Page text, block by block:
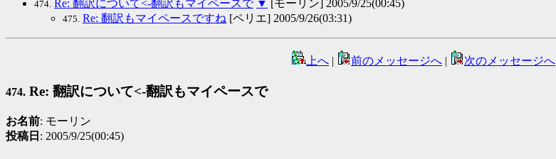
474. Re: 翻訳について<-翻訳もマイペースで ▼ [モーリン] 2005/9/25(00:45)
475. Re: 翻訳もマイペースですね [ペリエ] 2005/9/26(03:31)
上へ | 前のメッセージへ | 次のメッセージへ
474. Re: 翻訳について<-翻訳もマイペースで
お名前: モーリン
投稿日 : 2005/9/25(00:45)